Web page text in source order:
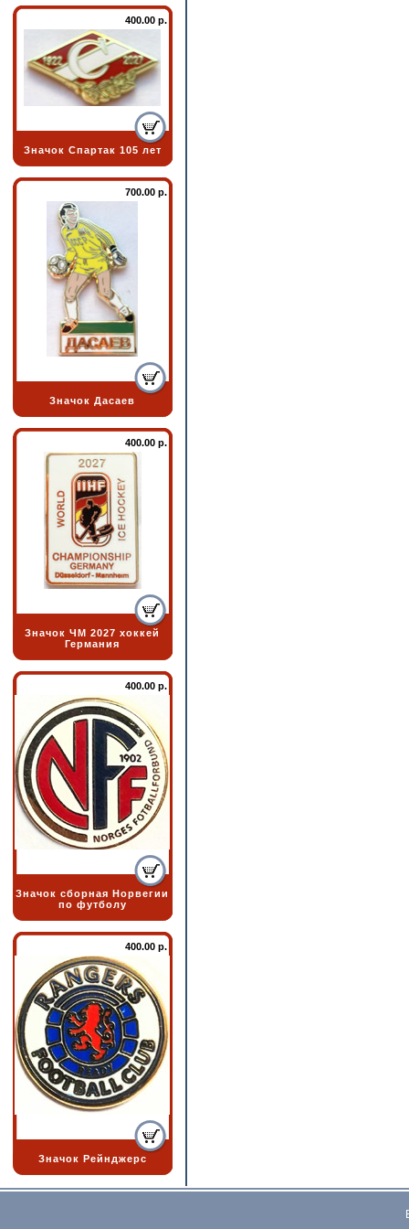
400.00 р.
Значок Спартак 105 лет
700.00 р.
Значок Дасаев
400.00 р.
Значок ЧМ 2027 хоккей
Германия
400.00 р.
Значок сборная Норвегии
по футболу
400.00 р.
Значок Рейнджерс